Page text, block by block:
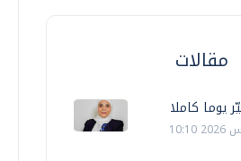
مقالات
يوما كاملا
الخميس، 06 اغسطس 2026 10:10